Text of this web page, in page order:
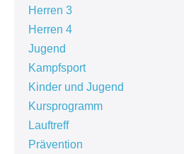
Herren 3
Herren 4
Jugend
Kampfsport
Kinder und Jugend
Kursprogramm
Lauftreff
Prävention